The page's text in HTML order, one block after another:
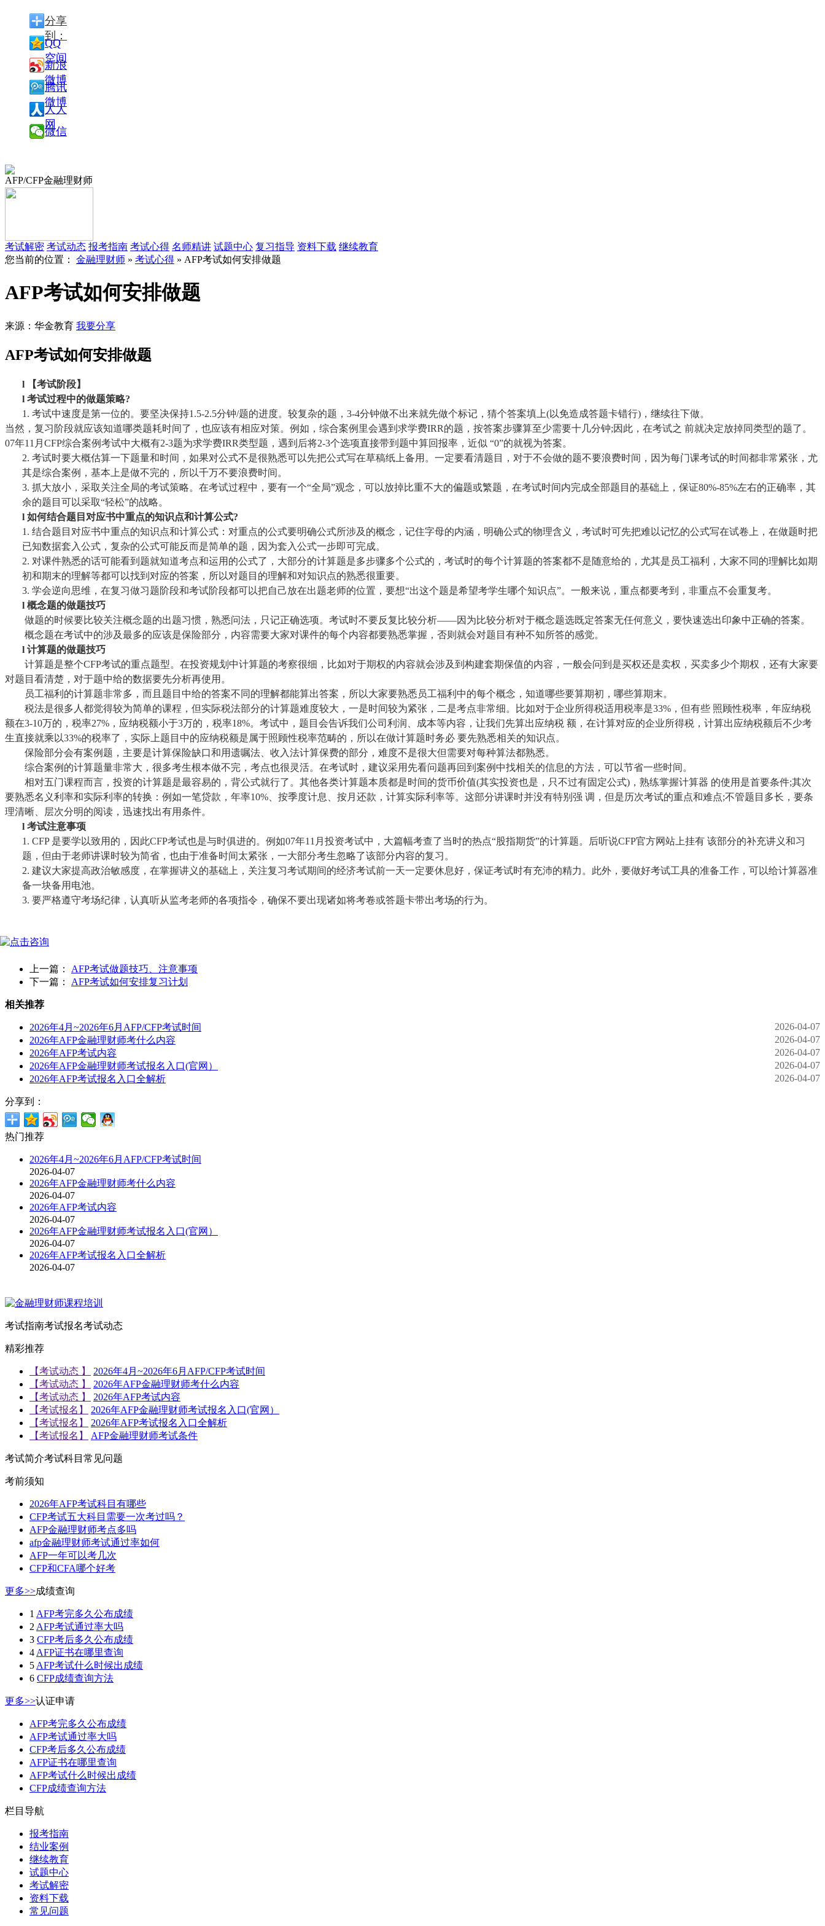
分享
到：
QQ
空间
新浪
微博
腾讯
微博
人人
网
微信
AFP/CFP金融理财师
考试解密 考试动态 报考指南 考试心得 名师精讲 试题中心 复习指导 资料下载 继续教育
您当前的位置： 金融理财师 » 考试心得 » AFP考试如何安排做题
AFP考试如何安排做题
来源：华金教育 我要分享
AFP考试如何安排做题
l
【考试阶段】
l 考试过程中的做题策略?
1. 考试中速度是第一位的。要坚决保持1.5-2.5分钟/题的进度。较复杂的题，3-4分钟做不出来就先做个标记，猜个答案填上(以免造成答题卡错行)，继续往下做。
当然，复习阶段就应该知道哪类题耗时间了，也应该有相应对策。例如，综合案例里会遇到求学费IRR的题，按答案步骤算至少需要十几分钟;因此，在考试之 前就决定放掉同类型的题了。
07年11月CFP综合案例考试中大概有2-3题为求学费IRR类型题，遇到后将2-3个选项直接带到题中算回报率，近似 “0”的就视为答案。
2. 考试时要大概估算一下题量和时间，如果对公式不是很熟悉可以先把公式写在草稿纸上备用。一定要看清题目，对于不会做的题不要浪费时间，因为每门课考试的时间都非常紧张，尤
其是综合案例，基本上是做不完的，所以千万不要浪费时间。
3. 抓大放小，采取关注全局的考试策略。在考试过程中，要有一个“全局”观念，可以放掉比重不大的偏题或繁题，在考试时间内完成全部题目的基础上，保证80%-85%左右的正确率，其
余的题目可以采取“轻松”的战略。
l 如何结合题目对应书中重点的知识点和计算公式?
1. 结合题目对应书中重点的知识点和计算公式：对重点的公式要明确公式所涉及的概念，记住字母的内涵，明确公式的物理含义，考试时可先把难以记忆的公式写在试卷上，在做题时把
已知数据套入公式，复杂的公式可能反而是简单的题，因为套入公式一步即可完成。
2. 对课件熟悉的话可能看到题就知道考点和运用的公式了，大部分的计算题是多步骤多个公式的，考试时的每个计算题的答案都不是随意给的，尤其是员工福利，大家不同的理解比如期
初和期末的理解等都可以找到对应的答案，所以对题目的理解和对知识点的熟悉很重要。
3. 学会逆向思维，在复习做习题阶段和考试阶段都可以把自己放在出题老师的位置，要想“出这个题是希望考学生哪个知识点”。一般来说，重点都要考到，非重点不会重复考。
l 概念题的做题技巧
做题的时候要比较关注概念题的出题习惯，熟悉问法，只记正确选项。考试时不要反复比较分析——因为比较分析对于概念题选既定答案无任何意义，要快速选出印象中正确的答案。
概念题在考试中的涉及最多的应该是保险部分，内容需要大家对课件的每个内容都要熟悉掌握，否则就会对题目有种不知所答的感觉。
l 计算题的做题技巧
计算题是整个CFP考试的重点题型。在投资规划中计算题的考察很细，比如对于期权的内容就会涉及到构建套期保值的内容，一般会问到是买权还是卖权，买卖多少个期权，还有大家要
对题目看清楚，对于题中给的数据要先分析再使用。
员工福利的计算题非常多，而且题目中给的答案不同的理解都能算出答案，所以大家要熟悉员工福利中的每个概念，知道哪些要算期初，哪些算期末。
税法是很多人都觉得较为简单的课程，但实际税法部分的计算题难度较大，一是时间较为紧张，二是考点非常细。比如对于企业所得税适用税率是33%，但有些 照顾性税率，年应纳税
额在3-10万的，税率27%，应纳税额小于3万的，税率18%。考试中，题目会告诉我们公司利润、成本等内容，让我们先算出应纳税 额，在计算对应的企业所得税，计算出应纳税额后不少考
生直接就乘以33%的税率了，实际上题目中的应纳税额是属于照顾性税率范畴的，所以在做计算题时务必 要先熟悉相关的知识点。
保险部分会有案例题，主要是计算保险缺口和用遗嘱法、收入法计算保费的部分，难度不是很大但需要对每种算法都熟悉。
综合案例的计算题量非常大，很多考生根本做不完，考点也很灵活。在考试时，建议采用先看问题再回到案例中找相关的信息的方法，可以节省一些时间。
相对五门课程而言，投资的计算题是最容易的，背公式就行了。其他各类计算题本质都是时间的货币价值(其实投资也是，只不过有固定公式)，熟练掌握计算器 的使用是首要条件;其次
要熟悉名义利率和实际利率的转换：例如一笔贷款，年率10%、按季度计息、按月还款，计算实际利率等。这部分讲课时并没有特别强 调，但是历次考试的重点和难点;不管题目多长，要条
理清晰、层次分明的阅读，迅速找出有用条件。
l 考试注意事项
1. CFP 是要学以致用的，因此CFP考试也是与时俱进的。例如07年11月投资考试中，大篇幅考查了当时的热点“股指期货”的计算题。后听说CFP官方网站上挂有 该部分的补充讲义和习
题，但由于老师讲课时较为简省，也由于准备时间太紧张，一大部分考生忽略了该部分内容的复习。
2. 建议大家提高政治敏感度，在掌握讲义的基础上，关注复习考试期间的经济考试前一天一定要休息好，保证考试时有充沛的精力。此外，要做好考试工具的准备工作，可以给计算器准
备一块备用电池。
3. 要严格遵守考场纪律，认真听从监考老师的各项指令，确保不要出现诸如将考卷或答题卡带出考场的行为。
上一篇：
AFP考试做题技巧、注意事项
下一篇：
AFP考试如何安排复习计划
相关推荐
2026年4月~2026年6月AFP/CFP考试时间
2026-04-07
2026年AFP金融理财师考什么内容
2026-04-07
2026年AFP考试内容
2026-04-07
2026年AFP金融理财师考试报名入口(官网）
2026-04-07
2026年AFP考试报名入口全解析
2026-04-07
分享到：
热门推荐
2026年4月~2026年6月AFP/CFP考试时间
2026-04-07
2026年AFP金融理财师考什么内容
2026-04-07
2026年AFP考试内容
2026-04-07
2026年AFP金融理财师考试报名入口(官网）
2026-04-07
2026年AFP考试报名入口全解析
2026-04-07
考试指南考试报名考试动态
精彩推荐
【考试动态 】
2026年4月~2026年6月AFP/CFP考试时间
【考试动态 】
2026年AFP金融理财师考什么内容
【考试动态 】
2026年AFP考试内容
【考试报名】
2026年AFP金融理财师考试报名入口(官网）
【考试报名】
2026年AFP考试报名入口全解析
【考试报名】
AFP金融理财师考试条件
考试简介考试科目 常见问题
考前须知
2026年AFP考试科目有哪些
CFP考试五大科目需要一次考过吗？
AFP金融理财师考点多吗
afp金融理财师考试通过率如何
AFP一年可以考几次
CFP和CFA哪个好考
更多>>成绩查询
1 AFP考完多久公布成绩
2 AFP考试通过率大吗
3 CFP考后多久公布成绩
4 AFP证书在哪里查询
5 AFP考试什么时候出成绩
6 CFP成绩查询方法
更多>>认证申请
AFP考完多久公布成绩
AFP考试通过率大吗
CFP考后多久公布成绩
AFP证书在哪里查询
AFP考试什么时候出成绩
CFP成绩查询方法
栏目导航
报考指南
结业案例
继续教育
试题中心
考试解密
资料下载
常见问题